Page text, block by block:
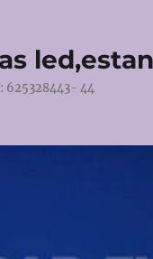
625328443- 44